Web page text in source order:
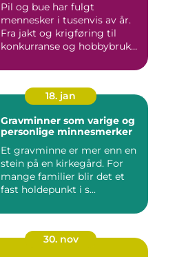
Pil og bue har fulgt
mennesker i tusenvis av år.
Fra jakt og krigføring til
konkurranse og hobbybruk...
18. jan
Gravminner som varige og
personlige minnesmerker
Et gravminne er mer enn en
stein på en kirkegård. For
mange familier blir det et
fast holdepunkt i s...
30. nov